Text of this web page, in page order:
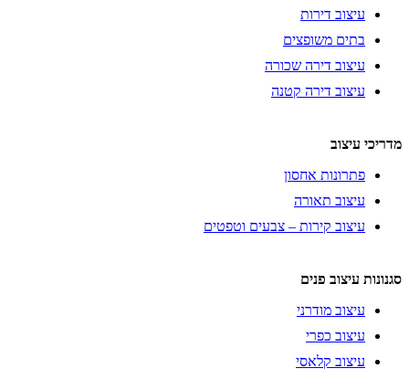
עיצוב דירות
בתים משופצים
עיצוב דירה שכורה
עיצוב דירה קטנה
מדריכי עיצוב
פתרונות אחסון
עיצוב תאורה
עיצוב קירות – צבעים וטפטים
סגנונות עיצוב פנים
עיצוב מודרני
עיצוב כפרי
עיצוב קלאסי